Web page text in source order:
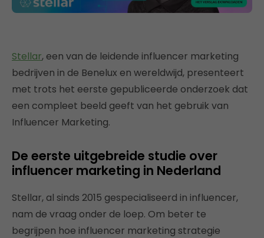
Stellar, een van de leidende influencer marketing
bedrijven in de Benelux en wereldwijd, presenteert
met trots het eerste gepubliceerde onderzoek dat
een compleet beeld geeft van het gebruik van
Influencer Marketing.
De eerste uitgebreide studie over
influencer marketing in Nederland
Stellar, al sinds 2015 gespecialiseerd in influencer,
nam de vraag onder de loep. Om beter te
begrijpen hoe influencer marketing strategie